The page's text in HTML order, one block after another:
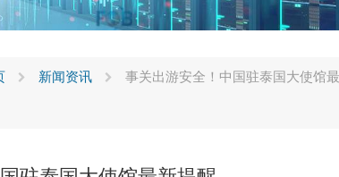
新闻资讯 事关出游安全！中国驻泰国大使馆